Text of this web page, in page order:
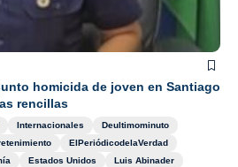
homicida de joven en Santiago
rencillas
Internacionales
Deultimominuto
ElPeriódicodelaVerdad
Estados Unidos
Luis Abinader